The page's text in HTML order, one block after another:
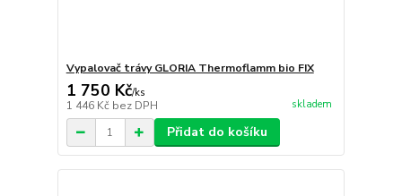
Vypalovač trávy GLORIA Thermoflamm bio FIX
1 750 Kč/ks
1 446 Kč bez DPH skladem
Přidat do košíku